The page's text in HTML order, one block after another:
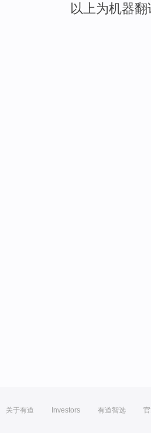
以上为机器
关于有道 Investors 有道智选